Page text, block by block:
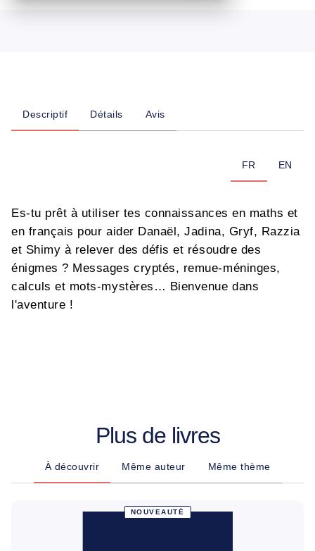
Descriptif Détails Avis
FR EN
Es-tu prêt à utiliser tes connaissances en maths et
en français pour aider Danaël, Jadina, Gryf, Razzia
et Shimy à relever des défis et résoudre des
énigmes ? Messages cryptés, remue-méninges,
calculs et mots-mystères… Bienvenue dans
l'aventure !
Plus de livres
À découvrir Même auteur Même thème
NOUVEAUTÉ